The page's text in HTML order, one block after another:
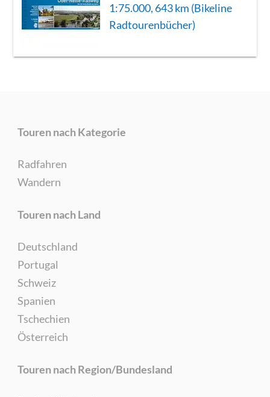
1:75.000, 643 km (Bikeline
Radtourenbücher)
Touren nach Kategorie
Radfahren
Wandern
Touren nach Land
Deutschland
Portugal
Schweiz
Spanien
Tschechien
Österreich
Touren nach Region/Bundesland